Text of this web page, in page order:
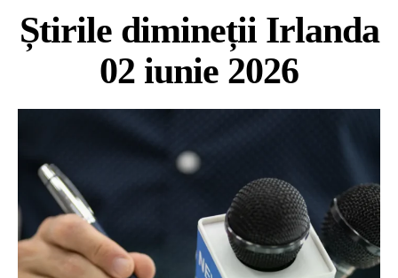
Știrile dimineții Irlanda
02 iunie 2026